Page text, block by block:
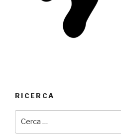
RICERCA